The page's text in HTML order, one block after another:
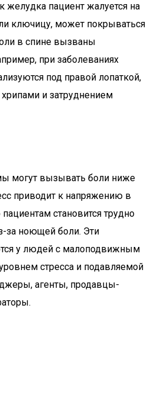
желудка пациент жалуется на
ключицу, может покрываться
в спине вызваны
при заболеваниях
под правой лопаткой,
и затруднением
могут вызывать боли ниже
приводит к напряжению в
становится трудно
за ноющей боли. Эти
у людей с малоподвижным
стресса и подавляемой
агенты, продавцы-